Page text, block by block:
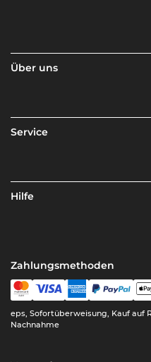
Über uns
Service
Hilfe
Zahlungsmethoden
eps, Sofortüberweisung, Kauf auf
Nachnahme